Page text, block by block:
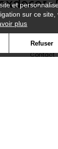
Contact
et
sur ce
plus
Refuser